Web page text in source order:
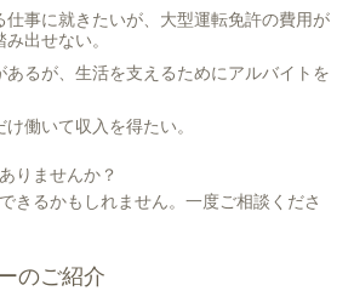
仕事に就きたいが、大型運転免許の費用が
出せない。
あるが、生活を支えるためにアルバイトを
働いて収入を得たい。
りませんか？
きるかもしれません。 一度ご相談くださ
のご紹介